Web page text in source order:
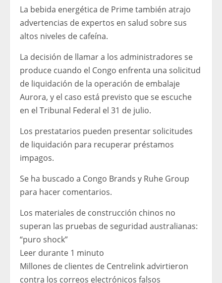
La bebida energética de Prime también atrajo
advertencias de expertos en salud sobre sus
altos niveles de cafeína.
La decisión de llamar a los administradores se
produce cuando el Congo enfrenta una solicitud
de liquidación de la operación de embalaje
Aurora, y el caso está previsto que se escuche
en el Tribunal Federal el 31 de julio.
Los prestatarios pueden presentar solicitudes
de liquidación para recuperar préstamos
impagos.
Se ha buscado a Congo Brands y Ruhe Group
para hacer comentarios.
Los materiales de construcción chinos no
superan las pruebas de seguridad australianas:
“puro shock”
Leer durante 1 minuto
Millones de clientes de Centrelink advirtieron
contra los correos electrónicos falsos